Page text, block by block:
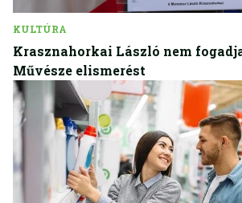
KULTÚRA
Krasznahorkai László nem
Művésze elismerést